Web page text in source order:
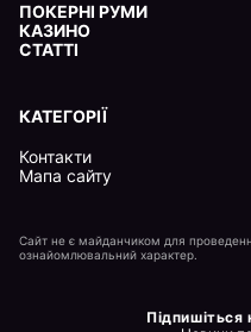
ПОКЕРНІ РУМИ
КАЗИНО
СТАТТІ
КАТЕГОРІЇ
Контакти
Мапа сайту
Сайт не є майданчиком для
ознайомлювальний характер.